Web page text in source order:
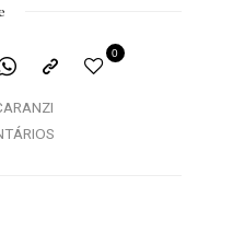
0